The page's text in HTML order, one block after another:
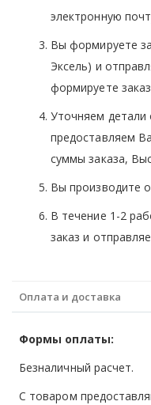
электронную
Вы формируете
Эксель) и
формируете
Уточняем детали
предоставляем
суммы заказа,
Вы производите
В течение 1-2
заказ и
Оплата и доставка
Формы оплаты:
Безналичный расчет.
С товаром